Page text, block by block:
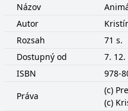
Názov
Autor
Rozsah
71 s.
Dostupný od
7. 12.
ISBN
978-
Práva
(c)
(c)